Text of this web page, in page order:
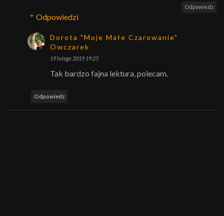
Odpowiedz
Odpowiedzi
Dorota "Moje Małe Czarowanie"
Owczarek
19 lutego 2019 19:25
Tak bardzo fajna lektura, polecam.
Odpowiedz